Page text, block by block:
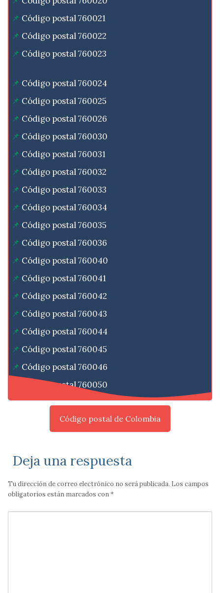
Código postal 760021
Código postal 760022
Código postal 760023
Código postal 760024
Código postal 760025
Código postal 760026
Código postal 760030
Código postal 760031
Código postal 760032
Código postal 760033
Código postal 760034
Código postal 760035
Código postal 760036
Código postal 760040
Código postal 760041
Código postal 760042
Código postal 760043
Código postal 760044
Código postal 760045
Código postal 760046
Código postal 760050
Código postal de Colombia
Deja una respuesta
Tu dirección de correo electrónico no será publicada. Los campos
obligatorios están marcados con*